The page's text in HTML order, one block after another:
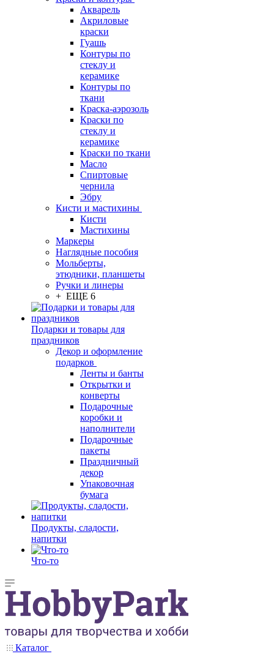
Акварель
Акриловые
краски
Гуашь
Контуры по
стеклу и
керамике
Контуры по
ткани
Краска-аэрозоль
Краски по
стеклу и
керамике
Краски по ткани
Масло
Спиртовые
чернила
Эбру
Кисти и мастихины
Кисти
Мастихины
Маркеры
Наглядные пособия
Мольберты,
этюдники, планшеты
Ручки и линеры
+ ЕЩЕ 6
Подарки и товары для
праздников
Декор и оформление
подарков
Ленты и банты
Открытки и
конверты
Подарочные
коробки и
наполнители
Подарочные
пакеты
Праздничный
декор
Упаковочная
бумага
Продукты, сладости,
напитки
Что-то
Каталог